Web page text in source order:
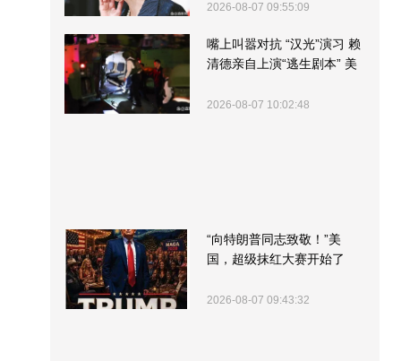
2026-08-07 09:55:09
嘴上叫嚣对抗 “汉光”演习 赖
清德亲自上演“逃生剧本” 美
2026-08-07 10:02:48
“向特朗普同志致敬！”美
国，超级抹红大赛开始了
2026-08-07 09:43:32